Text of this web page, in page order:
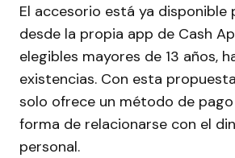
El accesorio está ya disponible
desde la propia app de Cash
elegibles mayores de 13 años,
existencias. Con esta
solo ofrece un método de pago
forma de relacionarse con el
personal.